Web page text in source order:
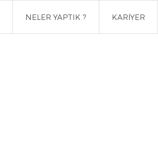
NELER YAPTIK ? KARİYER